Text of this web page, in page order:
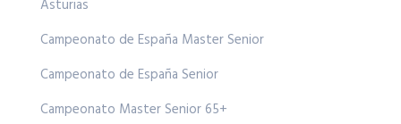
Asturias
Campeonato de España Master Senior
Campeonato de España Senior
Campeonato Master Senior 65+